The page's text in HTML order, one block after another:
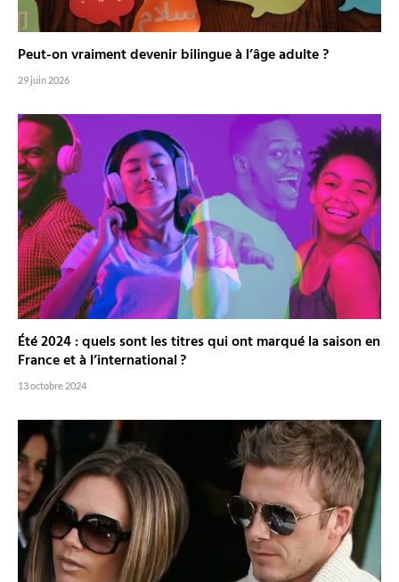
Peut-on vraiment devenir bilingue à l’âge adulte ?
29 juin 2026
Été 2024 : quels sont les titres qui ont marqué la saison en
France et à l’international ?
13 octobre 2024